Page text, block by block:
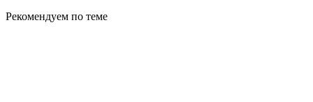
Рекомендуем по теме